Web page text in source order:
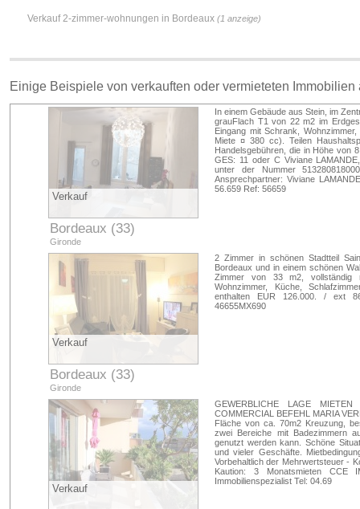
Verkauf 2-zimmer-wohnungen in Bordeaux (1 anzeige)
Einige Beispiele von verkauften oder vermieteten
Verkauf
Bordeaux (33)
Gironde
In einem Gebäude aus Stein, im
grauFlach T1 von 22 m2 im
Eingang mit Schrank,
Miete ¤ 380 cc). Teilen
Handelsgebühren, die in Höhe von
GES: 11 oder C Viviane
unter der Nummer
Ansprechpartner: Viviane
56.659 Ref: 56659
Verkauf
Bordeaux (33)
Gironde
2 Zimmer in schönen Stadtteil
Bordeaux und in einem schönen
Zimmer von 33 m2, vollständig
Wohnzimmer, Küche,
enthalten EUR 126.000. / ext
46655MX690
Verkauf
GEWERBLICHE LAGE
COMMERCIAL BEFEHL MARIA
Fläche von ca. 70m2 Kreuzung,
zwei Bereiche mit Badezimmern
genutzt werden kann. Schöne
und vieler Geschäfte.
Vorbehaltlich der Mehrwertsteuer -
Kaution: 3 Monatsmieten CCE
Immobilienspezialist Tel: 04.69